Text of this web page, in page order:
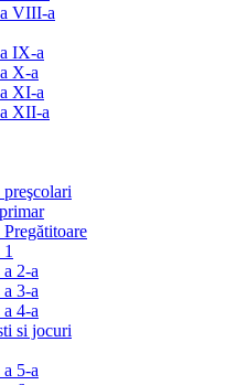
VIII-a
IX-a
X-a
XI-a
XII-a
Pregătitoare
a 2-a
a 3-a
a 4-a
si jocuri
a 5-a